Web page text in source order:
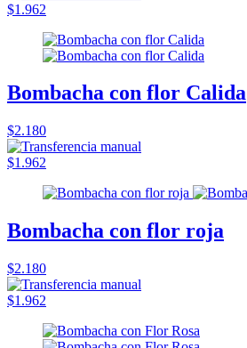
$1.962
Bombacha con flor Calida
$2.180
$1.962
Bombacha con flor roja
$2.180
$1.962